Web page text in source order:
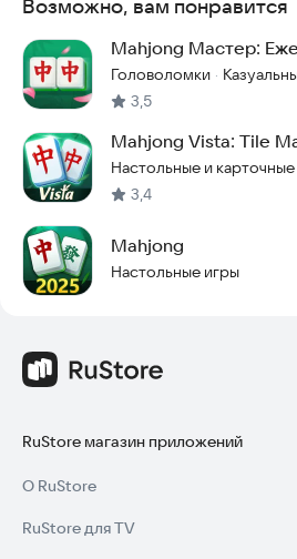
Красивые декорации и крупные
пожилых людей.
Нет таймера = отсутствие давления.
и развивайтесь.
Пройдите этапы, чтобы побить свой
Пришло время бросить себе вызов и
увлекательное путешествие по
идеальную игру для расслабления
энергии.
Если у вас есть предложения,
Скачайте игру прямо сейчас и
Возможно, вам понравится
Mahjong Мастер:
Головоломки ·
3,5
Mahjong Vista: Tile
Настольные и карточные
3,4
Mahjong
Настольные игры
RuStore магазин приложений
О RuStore
RuStore для TV